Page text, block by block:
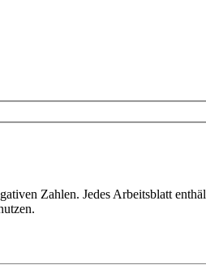
Zahlen. Jedes Arbeitsblatt